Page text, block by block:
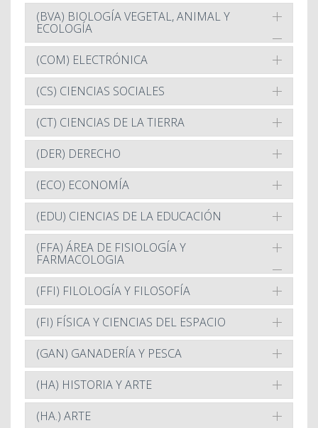
(BVA) BIOLOGÍA VEGETAL, ANIMAL Y
ECOLOGÍA
(COM) ELECTRÓNICA
(CS) CIENCIAS SOCIALES
(CT) CIENCIAS DE LA TIERRA
(DER) DERECHO
(ECO) ECONOMÍA
(EDU) CIENCIAS DE LA EDUCACIÓN
(FFA) ÁREA DE FISIOLOGÍA Y
FARMACOLOGIA
(FFI) FILOLOGÍA Y FILOSOFÍA
(FI) FÍSICA Y CIENCIAS DEL ESPACIO
(GAN) GANADERÍA Y PESCA
(HA) HISTORIA Y ARTE
(HA.) ARTE